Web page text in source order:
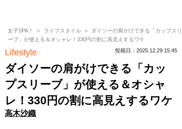
女子SPA！ ライフスタイル
ダイソーの肩がけできる「カップスリ
ーブ」が使える＆オシャレ！330円の割に高見えするワケ
Lifestyle 投稿日：2025.12.29 15:45
ダイソーの肩がけできる「カッ
プスリーブ」が使える＆オシャ
レ！330円の割に高見えするワケ
高木沙織